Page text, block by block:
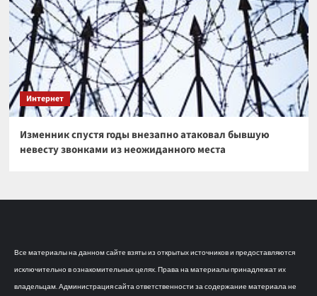
Интернет
Изменник спустя годы внезапно атаковал бывшую
невесту звонками из неожиданного места
Все материалы на данном сайте взяты из открытых источников и предоставляются
исключительно в ознакомительных целях. Права на материалы принадлежат их
владельцам. Администрация сайта ответственности за содержание материала не